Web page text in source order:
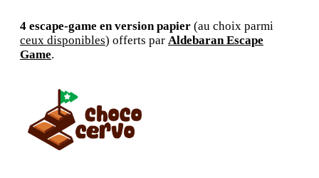
4 escape-game en version papier (au choix parmi
ceux disponibles) offerts par Aldebaran Escape
Game.